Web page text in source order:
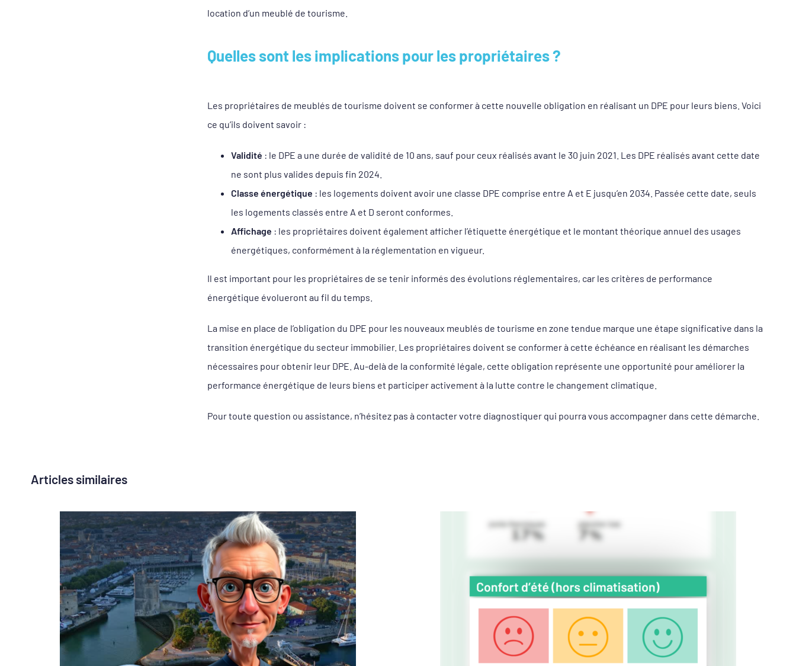
location d’un meublé de tourisme.
Quelles sont les implications pour les propriétaires ?
Les propriétaires de meublés de tourisme doivent se conformer à cette nouvelle obligation en réalisant un DPE pour leurs biens. Voici
ce qu’ils doivent savoir :
Validité : le DPE a une durée de validité de 10 ans, sauf pour ceux réalisés avant le 30 juin 2021. Les DPE réalisés avant cette date
ne sont plus valides depuis fin 2024.
Classe énergétique : les logements doivent avoir une classe DPE comprise entre A et E jusqu’en 2034. Passée cette date, seuls
les logements classés entre A et D seront conformes.
Affichage : les propriétaires doivent également afficher l’étiquette énergétique et le montant théorique annuel des usages
énergétiques, conformément à la réglementation en vigueur.
Il est important pour les propriétaires de se tenir informés des évolutions réglementaires, car les critères de performance
énergétique évolueront au fil du temps.
La mise en place de l’obligation du DPE pour les nouveaux meublés de tourisme en zone tendue marque une étape significative dans la
transition énergétique du secteur immobilier. Les propriétaires doivent se conformer à cette échéance en réalisant les démarches
nécessaires pour obtenir leur DPE. Au-delà de la conformité légale, cette obligation représente une opportunité pour améliorer la
performance énergétique de leurs biens et participer activement à la lutte contre le changement climatique.
Pour toute question ou assistance, n’hésitez pas à contacter votre diagnostiquer qui pourra vous accompagner dans cette démarche.
Articles similaires